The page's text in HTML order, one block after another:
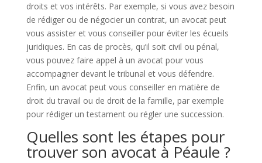
droits et vos intérêts. Par exemple, si vous avez besoin
de rédiger ou de négocier un contrat, un avocat peut
vous assister et vous conseiller pour éviter les écueils
juridiques. En cas de procès, qu’il soit civil ou pénal,
vous pouvez faire appel à un avocat pour vous
accompagner devant le tribunal et vous défendre.
Enfin, un avocat peut vous conseiller en matière de
droit du travail ou de droit de la famille, par exemple
pour rédiger un testament ou régler une succession.
Quelles sont les étapes pour
trouver son avocat à Péaule ?